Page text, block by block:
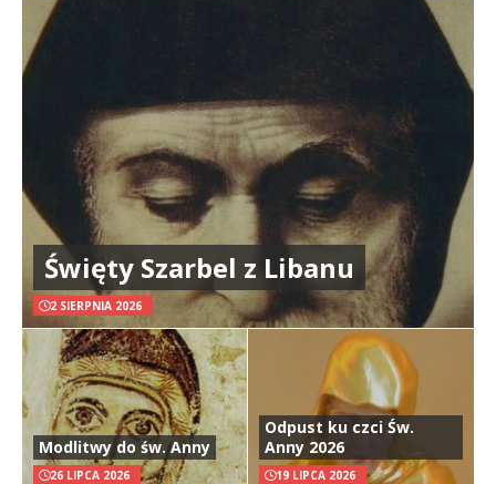
Święty Szarbel z Libanu
2 SIERPNIA 2026
Modlitwy do św. Anny
26 LIPCA 2026
Odpust ku czci Św.
Anny 2026
19 LIPCA 2026